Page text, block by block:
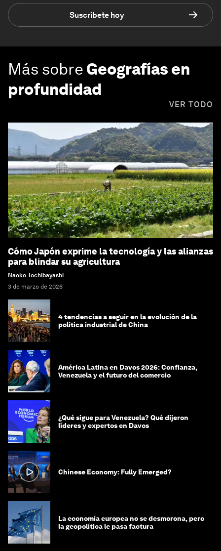
Suscríbete hoy
Más sobre Geografías en
profundidad
VER TODO
Cómo Japón exprime la tecnología y las alianzas
para blindar su agricultura
Naoko Tochibayashi
3 de marzo de 2026
4 tendencias a seguir en la evolución de la
política industrial de China
América Latina en Davos 2026: Confianza,
Venezuela y el futuro del comercio
¿Qué sigue para Venezuela? Qué dijeron
líderes y expertos en Davos
Chinese Economy: Fully Emerged?
La economía europea no se desmorona, pero
la geopolítica le pasa factura